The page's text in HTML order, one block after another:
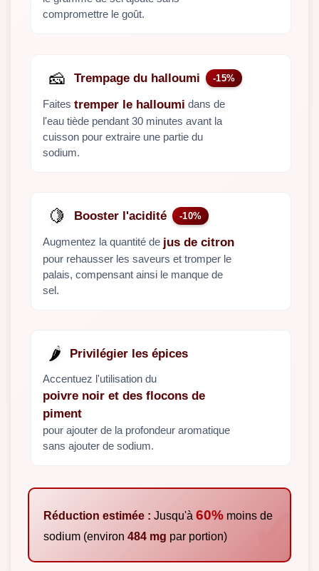
compromettre le goût.
🧀 Trempage du halloumi -15%
Faites tremper le halloumi dans de
l'eau tiède pendant 30 minutes avant la
cuisson pour extraire une partie du
sodium.
🍋 Booster l'acidité -10%
Augmentez la quantité de jus de citron
pour rehausser les saveurs et tromper le
palais, compensant ainsi le manque de
sel.
🌶️ Privilégier les épices
Accentuez l'utilisation du
poivre noir et des flocons de
piment
pour ajouter de la profondeur aromatique
sans ajouter de sodium.
Réduction estimée : Jusqu'à 60% moins de
sodium (environ 484 mg par portion)